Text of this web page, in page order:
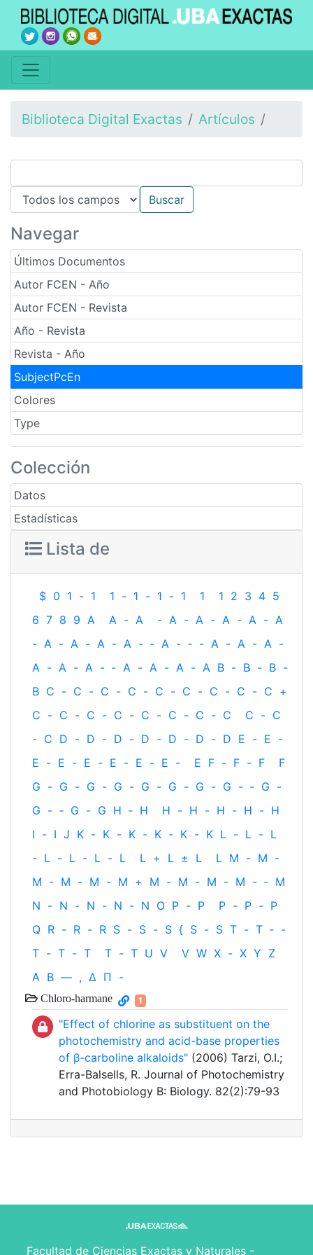
Biblioteca Digital Exactas Artículos
Navegar
Últimos Documentos
Autor FCEN - Año
Autor FCEN - Revista
Año - Revista
Revista - Año
SubjectPcEn
Colores
Type
Colección
Datos
Estadísticas
Lista de
$ 0 1 - 1 1 - 1 - 1 - 1 1 1 2 3 4 5
6 7 8 9 A A - A - A - A - A - A - A
- A - A - A - A - ‐ A - ‐ - A - A - A -
A - A - A - ‐ A - A - A - A B - B - B -
B C - C - C - C - C - C - C - C - C +
C - C - C - C - C - C - C - C C - C
- C D - D - D - D - D - D - D E - E -
E - E - E - E - E - E - E F - F - F
F
G - G - G - G - G - G - G - G - ‐ G -
G - ‐ G - G H ‐ H H - H - H - H - H
I - I J K - K - K - K - K - K L - L - L
- L - L - L - L L + L ± L L M - M -
M - M - M - M + M - M - M - M - ‐ M
N - N - N - N - N O P - P P - P - P
Q R - R - R S - S - S { S - S T - T ‐ -
T - T - T T - T U V V W X - X Y Z
Α Β — , Δ Π -
Chloro-harmane 1
"Effect of chlorine as substituent on the
photochemistry and acid-base properties
of β-carboline alkaloids" (2006) Tarzi, O.I.;
Erra-Balsells, R. Journal of Photochemistry
and Photobiology B: Biology. 82(2):79-93
Facultad de Ciencias Exactas y Naturales -